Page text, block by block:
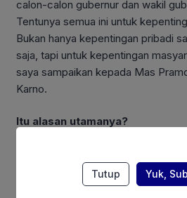
calon-calon gubernur dan wakil
Tentunya semua ini untuk
Bukan hanya kepentingan pribadi
saja, tapi untuk kepentingan
saya sampaikan kepada Mas
Karno.
Itu alasan utamanya?
Ronald
Tutup Yuk,